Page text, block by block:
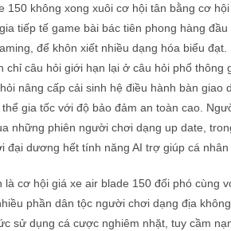
150 không xong xuôi cơ hội tân bằng cơ
tiếp tế game bài bác tiên phong hàng
để khôn xiết nhiều dạng hóa biểu
chỉ câu hỏi giới hạn lại ở câu hỏi phổ thông
nâng cấp cải sinh hệ điều hành bàn giao
gia tốc với độ bảo đảm an toàn cao.
những phiên người chơi dạng up date,
đại dương hết tính năng AI trợ giúp cá
là cơ hội giá xe air blade 150 đối phó cùng
phần dân tộc người chơi dạng địa
sử dụng cá cược nghiêm nhặt, tuy cầm